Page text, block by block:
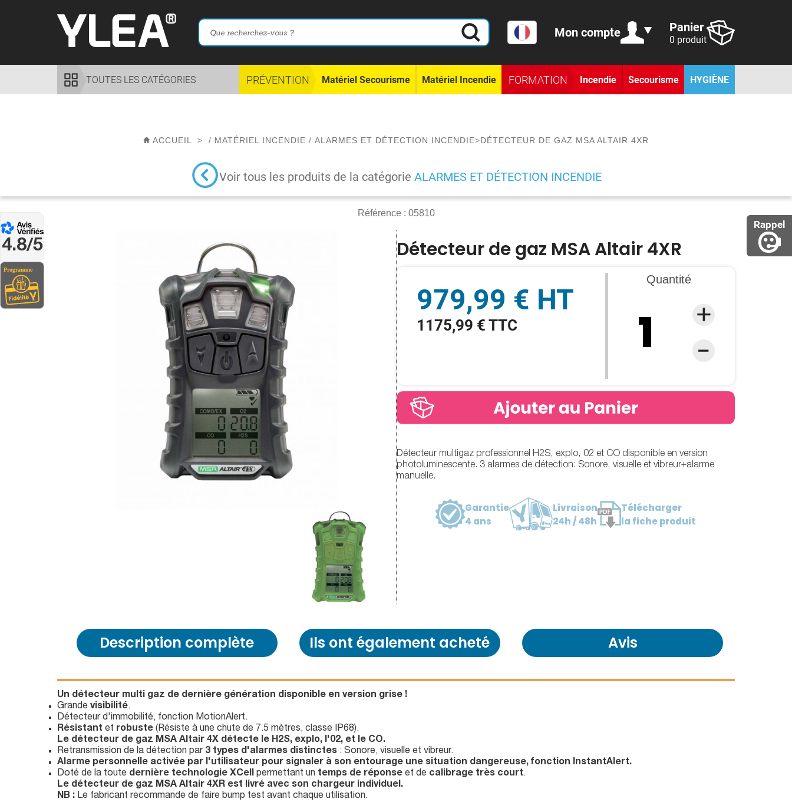
Rappel
4.8/5
Mon compte Panier
0 produit
TOUTES LES CATÉGORIES PRÉVENTION Matériel Secourisme Matériel Incendie FORMATION Incendie Secourisme HYGIÈNE
ACCUEIL > / MATÉRIEL INCENDIE /ALARMES ET DÉTECTION INCENDIE>DÉTECTEUR DE GAZ MSA ALTAIR 4XR
Voir tous les produits de la catégorie ALARMES ET DÉTECTION INCENDIE
Référence : 05810
Détecteur de gaz MSA Altair 4XR
979,99 € HT
1175,99 € TTC
Quantité
Détecteur multigaz professionnel H2S, explo, 02 et CO disponible en version
photoluminescente. 3 alarmes de détection: Sonore, visuelle et vibreur+alarme
manuelle.
Garantie
4 ans
Livraison
24h / 48h
Télécharger
la fiche produit
Description complète Ils ont également acheté Avis
Un détecteur multi gaz de dernière génération disponible en version grise !
Grande visibilité.
Détecteur d'immobilité, fonction MotionAlert.
Résistant et robuste (Résiste à une chute de 7.5 mètres, classe IP68).
Le détecteur de gaz MSA Altair 4X détecte le H2S, explo, l'02, et le CO.
Retransmission de la détection par 3 types d'alarmes distinctes : Sonore, visuelle et vibreur.
Alarme personnelle activée par l'utilisateur pour signaler à son entourage une situation dangereuse, fonction InstantAlert.
Doté de la toute dernière technologie XCell permettant un temps de réponse et de calibrage très court.
Le détecteur de gaz MSA Altair 4XR est livré avec son chargeur individuel.
NB : Le fabricant recommande de faire bump test avant chaque utilisation.